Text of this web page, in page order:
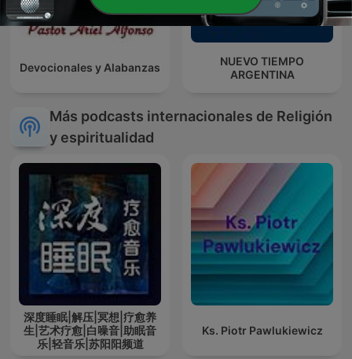
Devocionales y Alabanzas
NUEVO TIEMPO
ARGENTINA
Más podcasts internacionales de Religión
y espiritualidad
深度睡眠|解压|冥想|疗愈养
生|艺术疗愈|白噪音|助眠音
乐|轻音乐|苏阳阳频道
Ks. Piotr Pawlukiewicz